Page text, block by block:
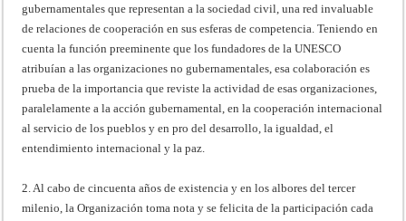
gubernamentales que representan a la sociedad civil, una red invaluable
de relaciones de cooperación en sus esferas de competencia. Teniendo en
cuenta la función preeminente que los fundadores de la UNESCO
atribuían a las organizaciones no gubernamentales, esa colaboración es
prueba de la importancia que reviste la actividad de esas organizaciones,
paralelamente a la acción gubernamental, en la cooperación internacional
al servicio de los pueblos y en pro del desarrollo, la igualdad, el
entendimiento internacional y la paz.
2. Al cabo de cincuenta años de existencia y en los albores del tercer
milenio, la Organización toma nota y se felicita de la participación cada